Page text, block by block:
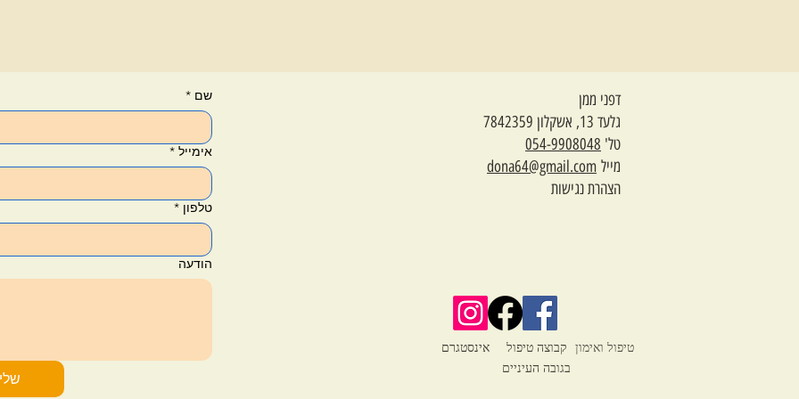
שם *
אימייל *
טלפון *
הודעה
דפני ממן
גלעד 13, אשקלון 7842359
טל' 054-9908048
מייל dona64@gmail.com
הצהרת נגישות
אינסטגרם
קבוצה טיפול
בגובה העיניים
טיפול ואימון